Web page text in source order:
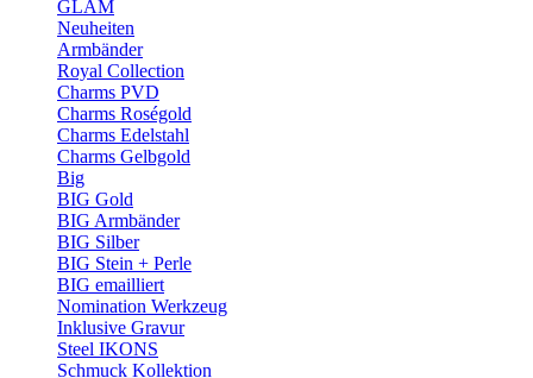
GLAM
Neuheiten
Armbänder
Royal Collection
Charms PVD
Charms Roségold
Charms Edelstahl
Charms Gelbgold
Big
BIG Gold
BIG Armbänder
BIG Silber
BIG Stein + Perle
BIG emailliert
Nomination Werkzeug
Inklusive Gravur
Steel IKONS
Schmuck Kollektion